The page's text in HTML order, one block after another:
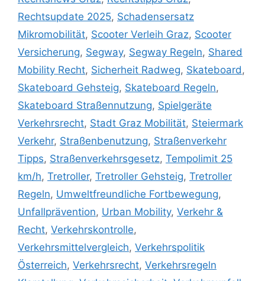
Rechtsupdate 2025, Schadensersatz
Mikromobilität, Scooter Verleih Graz, Scooter
Versicherung, Segway, Segway Regeln, Shared
Mobility Recht, Sicherheit Radweg, Skateboard,
Skateboard Gehsteig, Skateboard Regeln,
Skateboard Straßennutzung, Spielgeräte
Verkehrsrecht, Stadt Graz Mobilität, Steiermark
Verkehr, Straßenbenutzung, Straßenverkehr
Tipps, Straßenverkehrsgesetz, Tempolimit 25
km/h, Tretroller, Tretroller Gehsteig, Tretroller
Regeln, Umweltfreundliche Fortbewegung,
Unfallprävention, Urban Mobility, Verkehr &
Recht, Verkehrskontrolle,
Verkehrsmittelvergleich, Verkehrspolitik
Österreich, Verkehrsrecht, Verkehrsregeln